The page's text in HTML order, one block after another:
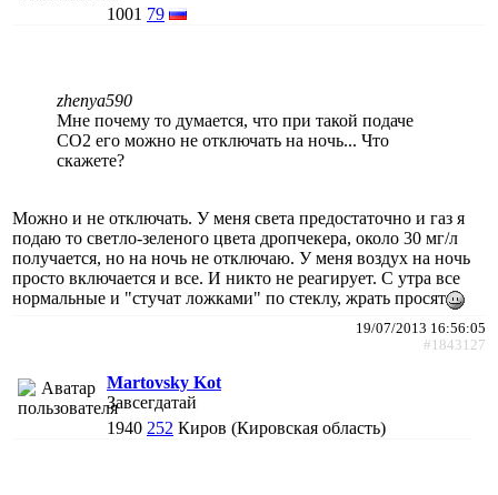
1001 79
zhenya590
Мне почему то думается, что при такой подаче
СО2 его можно не отключать на ночь... Что
скажете?
Можно и не отключать. У меня света предостаточно и газ я
подаю то светло-зеленого цвета дропчекера, около 30 мг/л
получается, но на ночь не отключаю. У меня воздух на ночь
просто включается и все. И никто не реагирует. С утра все
нормальные и "стучат ложками" по стеклу, жрать просят
19/07/2013 16:56:05
#1843127
Martovsky Kot
Завсегдатай
1940 252 Киров (Кировская область)